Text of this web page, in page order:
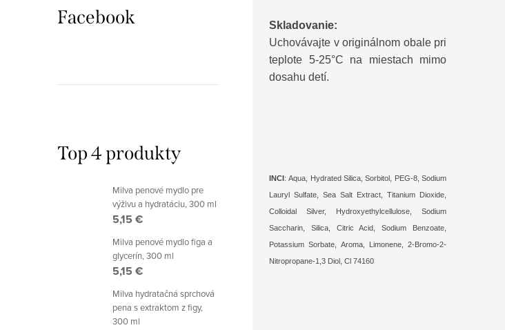
Facebook
Top 4 produkty
Milva penové mydlo pre
výživu a hydratáciu, 300 ml
5,15 €
Milva penové mydlo figa a
glycerín, 300 ml
5,15 €
Milva hydratačná sprchová
pena s extraktom z figy,
300 ml
Skladovanie:
Uchovávajte v originálnom obale pri
teplote 5-25°C na miestach mimo
dosahu detí.
INCI: Aqua, Hydrated Silica, Sorbitol, PEG-8, Sodium
Lauryl Sulfate, Sea Salt Extract, Titanium Dioxide,
Colloidal Silver, Hydroxyethylcellulose, Sodium
Saccharin, Silica, Citric Acid, Sodium Benzoate,
Potassium Sorbate, Aroma, Limonene, 2-Bromo-2-
Nitropropane-1,3 Diol, Cl 74160